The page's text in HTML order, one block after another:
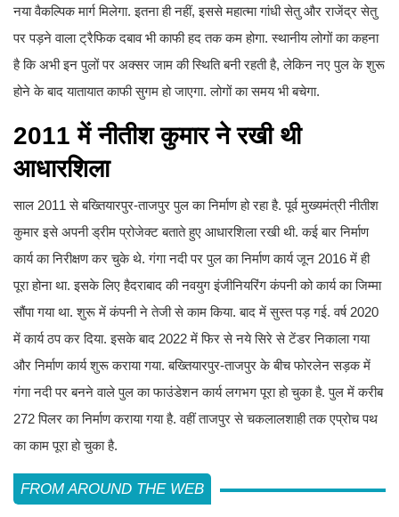
नया वैकल्पिक मार्ग मिलेगा. इतना ही नहीं, इससे महात्मा गांधी सेतु और राजेंद्र सेतु
पर पड़ने वाला ट्रैफिक दबाव भी काफी हद तक कम होगा. स्थानीय लोगों का कहना
है कि अभी इन पुलों पर अक्सर जाम की स्थिति बनी रहती है, लेकिन नए पुल के शुरू
होने के बाद यातायात काफी सुगम हो जाएगा. लोगों का समय भी बचेगा.
2011 में नीतीश कुमार ने रखी थी
आधारशिला
साल 2011 से बख्तियारपुर-ताजपुर पुल का निर्माण हो रहा है. पूर्व मुख्यमंत्री नीतीश
कुमार इसे अपनी ड्रीम प्रोजेक्ट बताते हुए आधारशिला रखी थी. कई बार निर्माण
कार्य का निरीक्षण कर चुके थे. गंगा नदी पर पुल का निर्माण कार्य जून 2016 में ही
पूरा होना था. इसके लिए हैदराबाद की नवयुग इंजीनियरिंग कंपनी को कार्य का जिम्मा
सौंपा गया था. शुरू में कंपनी ने तेजी से काम किया. बाद में सुस्त पड़ गई. वर्ष 2020
में कार्य ठप कर दिया. इसके बाद 2022 में फिर से नये सिरे से टेंडर निकाला गया
और निर्माण कार्य शुरू कराया गया. बख्तियारपुर-ताजपुर के बीच फोरलेन सड़क में
गंगा नदी पर बनने वाले पुल का फाउंडेशन कार्य लगभग पूरा हो चुका है. पुल में करीब
272 पिलर का निर्माण कराया गया है. वहीं ताजपुर से चकलालशाही तक एप्रोच पथ
का काम पूरा हो चुका है.
FROM AROUND THE WEB